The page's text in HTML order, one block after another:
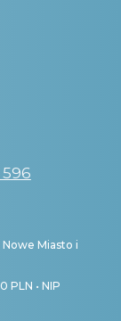
Miasto i
PLN • NIP